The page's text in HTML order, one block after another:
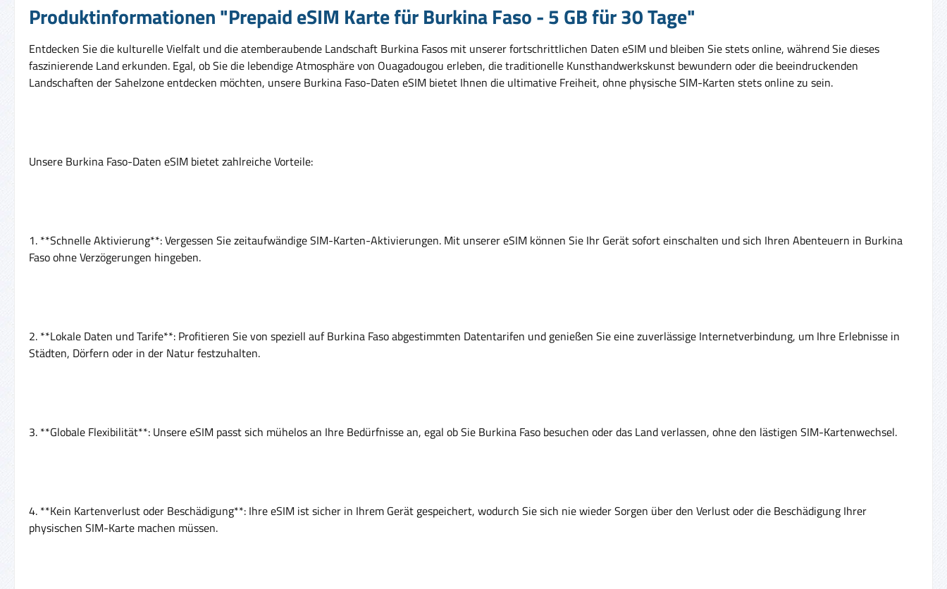
Produktinformationen "Prepaid eSIM Karte für Burkina Faso - 5 GB für 30 Tage"
Entdecken Sie die kulturelle Vielfalt und die atemberaubende Landschaft Burkina Fasos mit unserer fortschrittlichen Daten eSIM und bleiben Sie stets online, während Sie dieses
faszinierende Land erkunden. Egal, ob Sie die lebendige Atmosphäre von Ouagadougou erleben, die traditionelle Kunsthandwerkskunst bewundern oder die beeindruckenden
Landschaften der Sahelzone entdecken möchten, unsere Burkina Faso-Daten eSIM bietet Ihnen die ultimative Freiheit, ohne physische SIM-Karten stets online zu sein.
Unsere Burkina Faso-Daten eSIM bietet zahlreiche Vorteile:
1. **Schnelle Aktivierung**: Vergessen Sie zeitaufwändige SIM-Karten-Aktivierungen. Mit unserer eSIM können Sie Ihr Gerät sofort einschalten und sich Ihren Abenteuern in Burkina
Faso ohne Verzögerungen hingeben.
2. **Lokale Daten und Tarife**: Profitieren Sie von speziell auf Burkina Faso abgestimmten Datentarifen und genießen Sie eine zuverlässige Internetverbindung, um Ihre Erlebnisse in
Städten, Dörfern oder in der Natur festzuhalten.
3. **Globale Flexibilität**: Unsere eSIM passt sich mühelos an Ihre Bedürfnisse an, egal ob Sie Burkina Faso besuchen oder das Land verlassen, ohne den lästigen SIM-Kartenwechsel.
4. **Kein Kartenverlust oder Beschädigung**: Ihre eSIM ist sicher in Ihrem Gerät gespeichert, wodurch Sie sich nie wieder Sorgen über den Verlust oder die Beschädigung Ihrer
physischen SIM-Karte machen müssen.